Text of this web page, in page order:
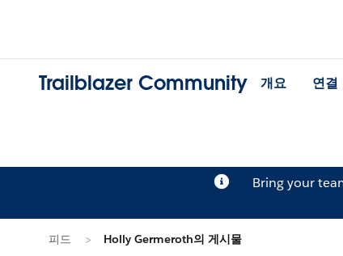
Trailblazer Community 개요 연결
Bring your
피드 Holly Germeroth의 게시물